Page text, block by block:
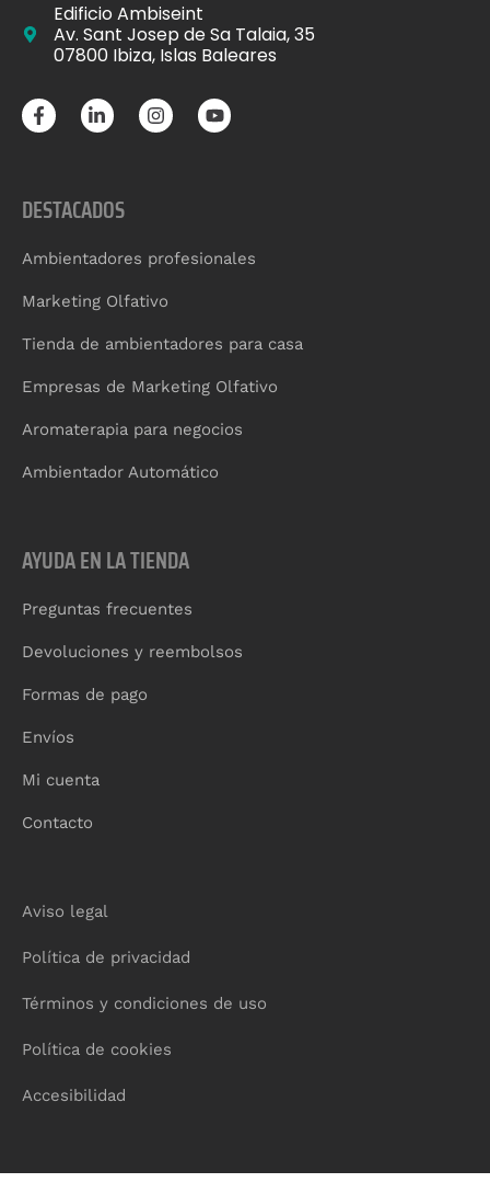
Edificio Ambiseint
Av. Sant Josep de Sa Talaia, 35
07800 Ibiza, Islas Baleares
DESTACADOS
Ambientadores profesionales
Marketing Olfativo
Tienda de ambientadores para casa
Empresas de Marketing Olfativo
Aromaterapia para negocios
Ambientador Automático
AYUDA EN LA TIENDA
Preguntas frecuentes
Devoluciones y reembolsos
Formas de pago
Envíos
Mi cuenta
Contacto
Aviso legal
Política de privacidad
Términos y condiciones de uso
Política de cookies
Accesibilidad